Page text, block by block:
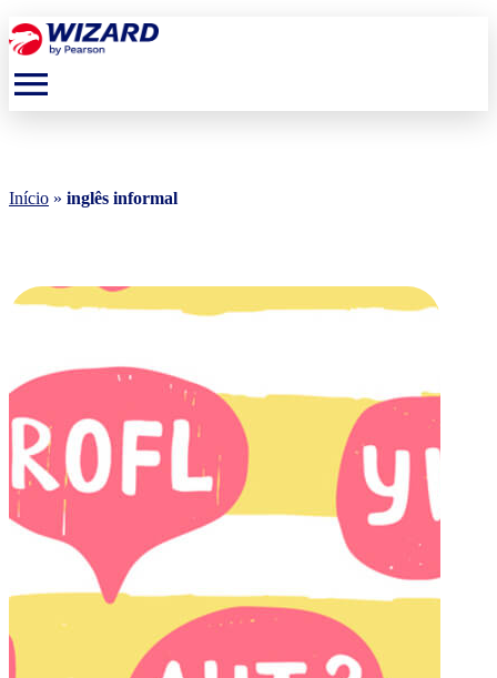
menu
Início » inglês informal